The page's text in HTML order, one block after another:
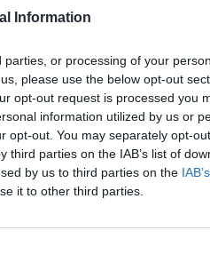
Information
or processing of your
please use the below opt-out
opt-out request is processed you
information utilized by us or
opt-out. You may separately opt-
parties on the IAB’s list of
by us to third parties on the
it to other third parties.
depuis le début
prefer?
a striking
900 flights/day
@CANSOEurope